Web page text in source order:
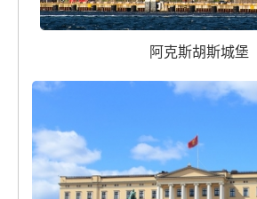
阿克斯胡斯城堡